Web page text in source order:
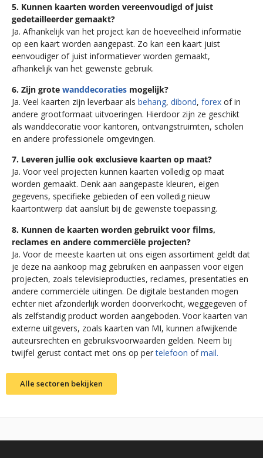
5. Kunnen kaarten worden vereenvoudigd of juist
gedetailleerder gemaakt?
Ja. Afhankelijk van het project kan de hoeveelheid informatie
op een kaart worden aangepast. Zo kan een kaart juist
eenvoudiger of juist informatiever worden gemaakt,
afhankelijk van het gewenste gebruik.
6. Zijn grote wanddecoraties mogelijk?
Ja. Veel kaarten zijn leverbaar als behang, dibond, forex of in
andere grootformaat uitvoeringen. Hierdoor zijn ze geschikt
als wanddecoratie voor kantoren, ontvangstruimten, scholen
en andere professionele omgevingen.
7. Leveren jullie ook exclusieve kaarten op maat?
Ja. Voor veel projecten kunnen kaarten volledig op maat
worden gemaakt. Denk aan aangepaste kleuren, eigen
gegevens, specifieke gebieden of een volledig nieuw
kaartontwerp dat aansluit bij de gewenste toepassing.
8. Kunnen de kaarten worden gebruikt voor films,
reclames en andere commerciële projecten?
Ja. Voor de meeste kaarten uit ons eigen assortiment geldt dat
je deze na aankoop mag gebruiken en aanpassen voor eigen
projecten, zoals televisieproducties, reclames, presentaties en
andere commerciële uitingen. De digitale bestanden mogen
echter niet afzonderlijk worden doorverkocht, weggegeven of
als zelfstandig product worden aangeboden. Voor kaarten van
externe uitgevers, zoals kaarten van MI, kunnen afwijkende
auteursrechten en gebruiksvoorwaarden gelden. Neem bij
twijfel gerust contact met ons op pertelefoon ofmail.
Alle sectoren bekijken